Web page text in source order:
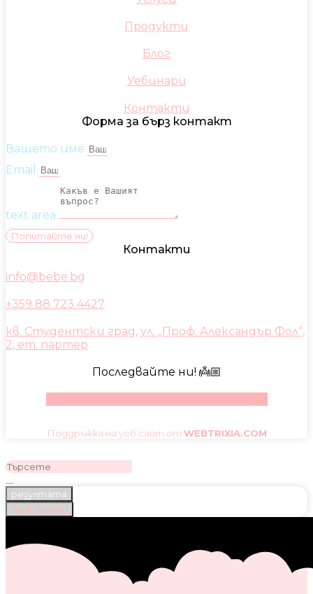
Продукти
Блог
Уебинари
Контакти
Форма за бърз контакт
Вашето име
Email
text area
Попитайте ни!
Контакти
info@bebe.bg
+359 88 723 4427
кв. Студентски град, ул. „Проф. Александър Фол“,
2, ет. партер
Последвайте ни! 👼🏼
Поддръжка на уеб сайт от WEBTRIXIA.COM
резултата
Виж всички